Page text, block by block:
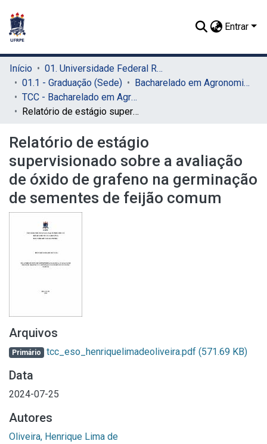
Entrar
Início
01. Universidade Federal Rural de Pernambuco - UFRPE (Sede)
01.1 - Graduação (Sede)
Bacharelado em Agronomia (Sede)
TCC - Bacharelado em Agronomia (Sede)
Relatório de estágio supervisionado sobre a avaliação de óxido de grafeno na germinação de sementes de feijão comum
Relatório de estágio
supervisionado sobre a avaliação
de óxido de grafeno na germinação
de sementes de feijão comum
Arquivos
Primário tcc_eso_henriquelimadeoliveira.pdf (571.69 KB)
Data
2024-07-25
Autores
Oliveira, Henrique Lima de